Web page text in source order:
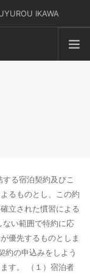
IKAWA
る宿泊契約及びこ
るものとし、この約
立された慣習による
い範囲で特約に応
優先するものとしま
の申込みをしよう
す。 （１）宿泊者